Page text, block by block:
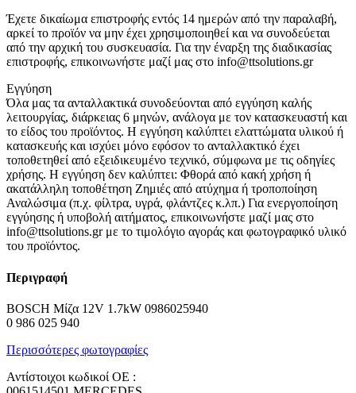
Έχετε δικαίωμα επιστροφής εντός 14 ημερών από την παραλαβή,
αρκεί το προϊόν να μην έχει χρησιμοποιηθεί και να συνοδεύεται
από την αρχική του συσκευασία. Για την έναρξη της διαδικασίας
επιστροφής, επικοινωνήστε μαζί μας στο info@ttsolutions.gr
Εγγύηση
Όλα μας τα ανταλλακτικά συνοδεύονται από εγγύηση καλής
λειτουργίας, διάρκειας 6 μηνών, ανάλογα με τον κατασκευαστή και
το είδος του προϊόντος. Η εγγύηση καλύπτει ελαττώματα υλικού ή
κατασκευής και ισχύει μόνο εφόσον το ανταλλακτικό έχει
τοποθετηθεί από εξειδικευμένο τεχνικό, σύμφωνα με τις οδηγίες
χρήσης. Η εγγύηση δεν καλύπτει: Φθορά από κακή χρήση ή
ακατάλληλη τοποθέτηση Ζημιές από ατύχημα ή τροποποίηση
Αναλώσιμα (π.χ. φίλτρα, υγρά, φλάντζες κ.λπ.) Για ενεργοποίηση
εγγύησης ή υποβολή αιτήματος, επικοινωνήστε μαζί μας στο
info@ttsolutions.gr με το τιμολόγιο αγοράς και φωτογραφικό υλικό
του προϊόντος.
Περιγραφή
BOSCH Μίζα 12V 1.7kW 0986025940
0 986 025 940
Περισσότερες φωτογραφίες
Αντίστοιχοι κωδικοί ΟΕ :